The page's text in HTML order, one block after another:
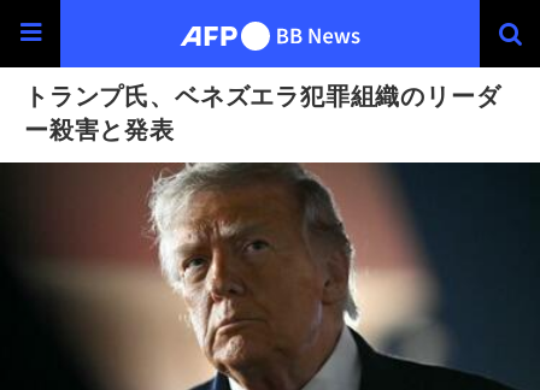
トランプ氏、ベネズエラ犯罪組織のリーダ
ー殺害と発表